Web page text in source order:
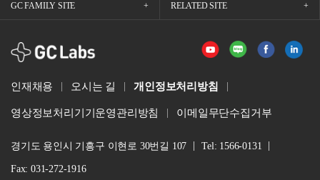
GC FAMILY SITE RELATED SITE
GCLabs
인재채용 오시는 길 개인정보처리방침
영상정보처리기기운영관리방침 이메일무단수집거부
경기도 용인시 기흥구 이현로 30번길 107 Tel: 1566-0131
Fax: 031-272-1916